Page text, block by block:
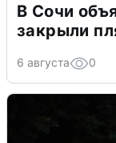
В Сочи
закрыли
6 августа 0